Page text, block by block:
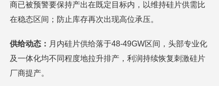
商已被预警要保持产出在既定目标内，以维持硅片供需比
在稳态区间；防止库存再次出现高位承压。
供给动态： 月内硅片供给落于48-49GW区间，头部专业化
及一体化均不同程度地拉升排产，利润持续恢复刺激硅片
厂商提产。